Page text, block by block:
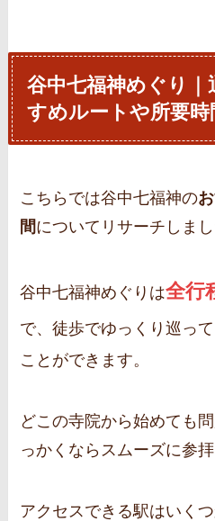
谷中七福神めぐり
すめルートや所要時
こちらでは谷中七福神の
間についてリサーチしまし
谷中七福神めぐりは全行
で、徒歩でゆっくり巡っ
ことができます。
どこの寺院から始めても
っかくならスムーズに参
アクセスできる駅はいく